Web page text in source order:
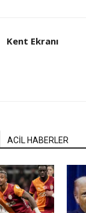
Kent Ekranı
ACİL HABERLER